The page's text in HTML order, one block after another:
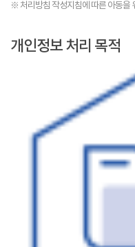
※ 처리방침 작성지침에 따른 아동을
개인정보 처리 목적